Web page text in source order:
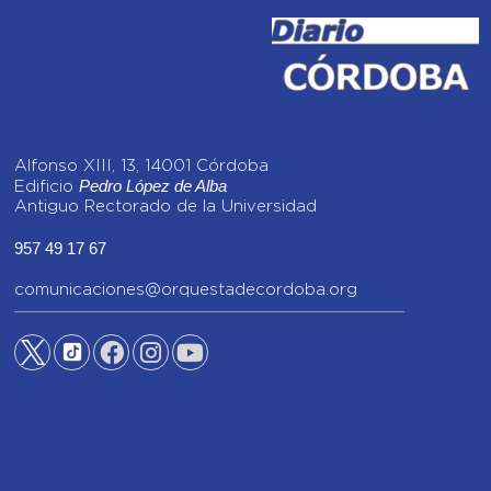
Alfonso XIII, 13, 14001 Córdoba
EdificioPedro López de Alba
Antiguo Rectorado de la Universidad
957 49 17 67
comunicaciones@orquestadecordoba.org